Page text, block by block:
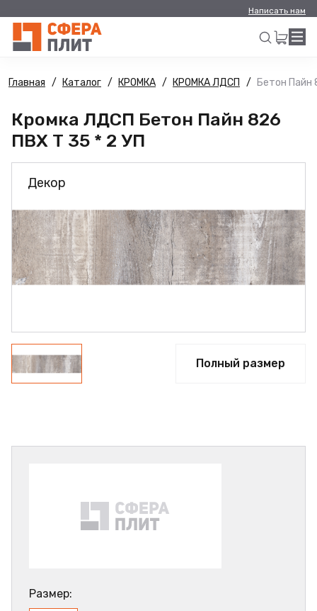
Написать нам
Искать
Главная Каталог КРОМКА КРОМКА ЛДСП Бетон Пайн
Кромка ЛДСП Бетон Пайн 826
ПВХ Т 35 * 2 УП
Декор
Полный размер
Размер: